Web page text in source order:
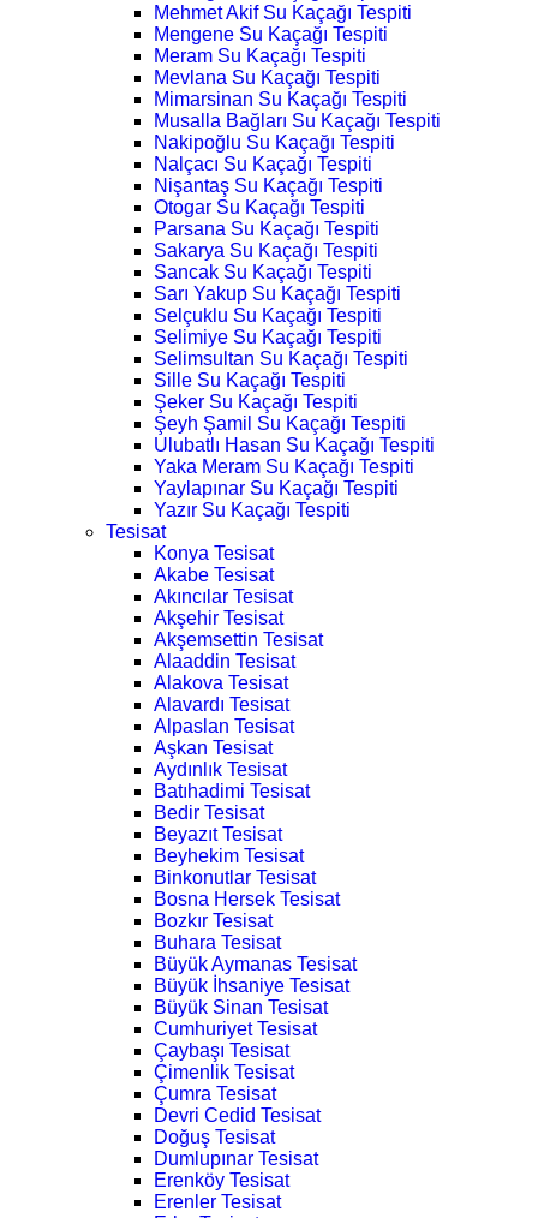
Mehmet Akif Su Kaçağı Tespiti
Mengene Su Kaçağı Tespiti
Meram Su Kaçağı Tespiti
Mevlana Su Kaçağı Tespiti
Mimarsinan Su Kaçağı Tespiti
Musalla Bağları Su Kaçağı Tespiti
Nakipoğlu Su Kaçağı Tespiti
Nalçacı Su Kaçağı Tespiti
Nişantaş Su Kaçağı Tespiti
Otogar Su Kaçağı Tespiti
Parsana Su Kaçağı Tespiti
Sakarya Su Kaçağı Tespiti
Sancak Su Kaçağı Tespiti
Sarı Yakup Su Kaçağı Tespiti
Selçuklu Su Kaçağı Tespiti
Selimiye Su Kaçağı Tespiti
Selimsultan Su Kaçağı Tespiti
Sille Su Kaçağı Tespiti
Şeker Su Kaçağı Tespiti
Şeyh Şamil Su Kaçağı Tespiti
Ulubatlı Hasan Su Kaçağı Tespiti
Yaka Meram Su Kaçağı Tespiti
Yaylapınar Su Kaçağı Tespiti
Yazır Su Kaçağı Tespiti
Tesisat
Konya Tesisat
Akabe Tesisat
Akıncılar Tesisat
Akşehir Tesisat
Akşemsettin Tesisat
Alaaddin Tesisat
Alakova Tesisat
Alavardı Tesisat
Alpaslan Tesisat
Aşkan Tesisat
Aydınlık Tesisat
Batıhadimi Tesisat
Bedir Tesisat
Beyazıt Tesisat
Beyhekim Tesisat
Binkonutlar Tesisat
Bosna Hersek Tesisat
Bozkır Tesisat
Buhara Tesisat
Büyük Aymanas Tesisat
Büyük İhsaniye Tesisat
Büyük Sinan Tesisat
Cumhuriyet Tesisat
Çaybaşı Tesisat
Çimenlik Tesisat
Çumra Tesisat
Devri Cedid Tesisat
Doğuş Tesisat
Dumlupınar Tesisat
Erenköy Tesisat
Erenler Tesisat